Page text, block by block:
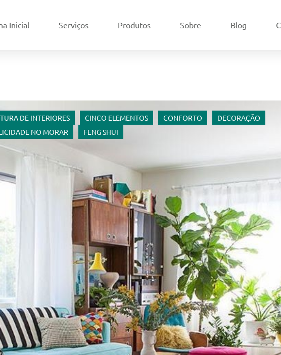
Inicial Serviços Produtos Sobre Blog
DE INTERIORES CINCO ELEMENTOS CONFORTO
DECORAÇÃO
NO MORAR FENG SHUI